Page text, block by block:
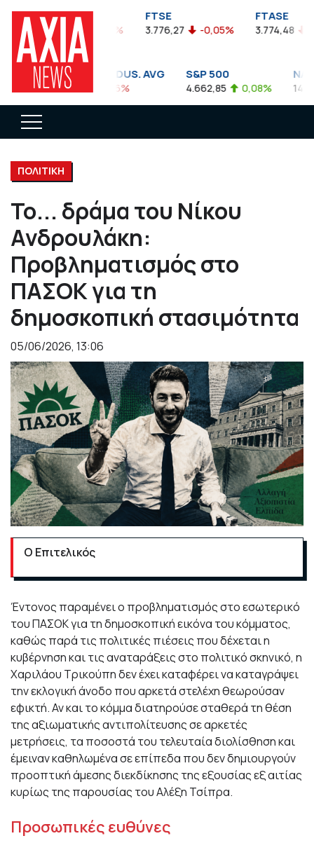
FTSEA
899,47 -0,04%
FTSE
3.776,27 -0,05%
FTASE
3.774,48 -
DOW JONES INDUS. AVG
35.911,81
S&P 500
4.662,85 0,08%
ΠΟΛΙΤΙΚΗ
Το... δράμα του Νίκου
Ανδρουλάκη:
Προβληματισμός στο
ΠΑΣΟΚ για τη
δημοσκοπική στασιμότητα
05/06/2026, 13:06
Ο Επιτελικός
Έντονος παραμένει ο προβληματισμός στο εσωτερικό
του ΠΑΣΟΚ για τη δημοσκοπική εικόνα του κόμματος,
καθώς παρά τις πολιτικές πιέσεις που δέχεται η
κυβέρνηση και τις αναταράξεις στο πολιτικό σκηνικό, η
Χαριλάου Τρικούπη δεν έχει καταφέρει να καταγράψει
την εκλογική άνοδο που αρκετά στελέχη θεωρούσαν
εφικτή. Αν και το κόμμα διατηρούσε σταθερά τη θέση
της αξιωματικής αντιπολίτευσης σε αρκετές
μετρήσεις, τα ποσοστά του τελευταία διολίσθηση και
έμειναν καθηλωμένα σε επίπεδα που δεν δημιουργούν
προοπτική άμεσης διεκδίκησης της εξουσίας εξ αιτίας
κυρίως της παρουσίας του Αλέξη Τσίπρα.
Προσωπικές ευθύνες